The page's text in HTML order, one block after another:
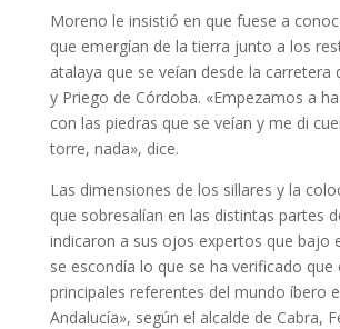
Moreno le insistió en que fuese a
que emergían de la tierra junto a los
atalaya que se veían desde la carretera
y Priego de Córdoba. «Empezamos a
con las piedras que se veían y me di
torre, nada», dice.
Las dimensiones de los sillares y la
que sobresalían en las distintas partes
indicaron a sus ojos expertos que bajo
se escondía lo que se ha verificado que
principales referentes del mundo íbero
Andalucía», según el alcalde de Cabra,